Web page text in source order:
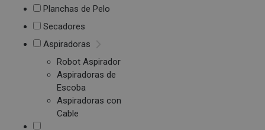
Planchas de Pelo
Secadores
Aspiradoras
Robot Aspirador
Aspiradoras de
Escoba
Aspiradoras con
Cable